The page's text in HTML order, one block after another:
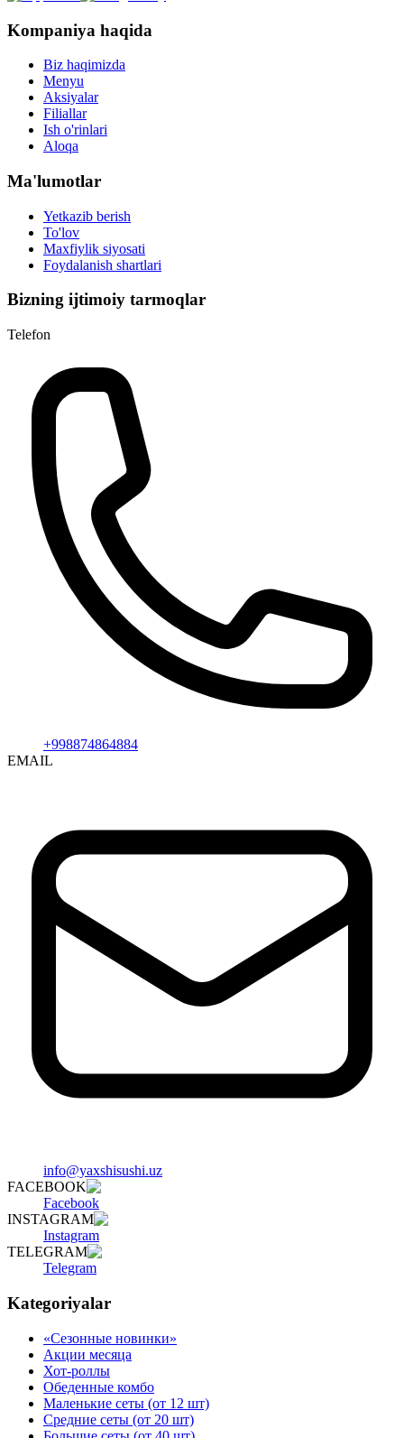
Kompaniya haqida
Biz haqimizda
Menyu
Aksiyalar
Filiallar
Ish o'rinlari
Aloqa
Ma'lumotlar
Yetkazib berish
To'lov
Maxfiylik siyosati
Foydalanish shartlari
Bizning ijtimoiy tarmoqlar
Telefon
+998874864884
EMAIL
info@yaxshisushi.uz
FACEBOOK
Facebook
INSTAGRAM
Instagram
TELEGRAM
Telegram
Kategoriyalar
«Сезонные новинки»
Акции месяца
Хот-роллы
Обеденные комбо
Маленькие сеты (от 12 шт)
Средние сеты (от 20 шт)